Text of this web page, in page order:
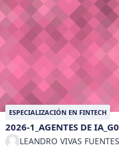
ESPECIALIZACIÓN EN FINTECH
2026-1_AGENTES DE
LEANDRO VIVAS FUENTES